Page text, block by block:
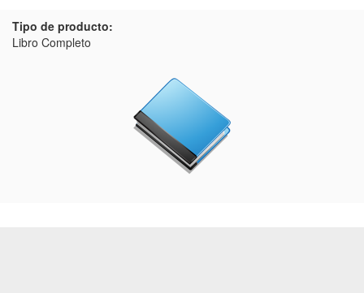
Tipo de producto:
Libro Completo